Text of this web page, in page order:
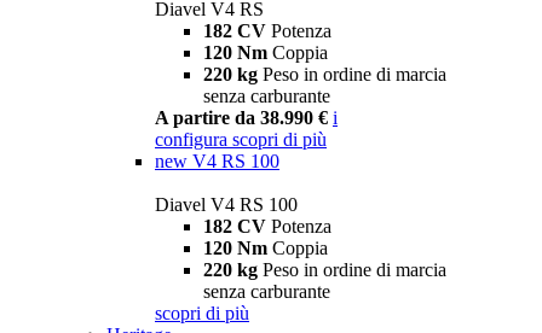
Diavel V4 RS
182 CV Potenza
120 Nm Coppia
220 kg Peso in ordine di marcia
senza carburante
A partire da 38.990 € i
configura scopri di più
new V4 RS 100
Diavel V4 RS 100
182 CV Potenza
120 Nm Coppia
220 kg Peso in ordine di marcia
senza carburante
scopri di più